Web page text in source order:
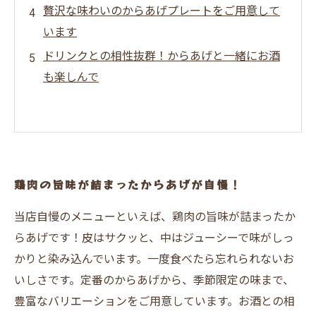
贅沢な味わいのからあげプレートをご用意して
います
ドリンクとの相性抜群！からあげと一緒にお酒
も楽しんで
鶏肉の旨味が詰まったからあげが自慢！
当店自慢のメニューといえば、鶏肉の旨味が詰まったか
らあげです！皮はサクッと、中はジューシーで味がしっ
かりと染み込んでいます。一度食べたら忘れられないお
いしさです。定番のからあげから、季節限定の味まで、
豊富なバリエーションをご用意しています。お酒との相